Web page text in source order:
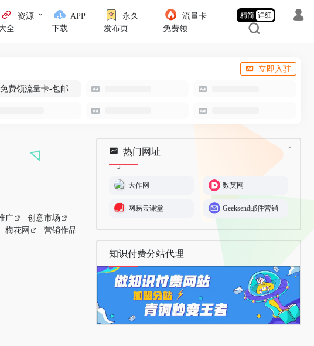
资源
全
APP
下载
永久
发布页
流量卡
免费领
精简 详细
立即入驻
免费领流量卡-包邮
广
创意市场
梅花网
营销作品
热门网址
大作网 数英网
网易云课堂 Geeksend邮件营销
知识付费分站代理